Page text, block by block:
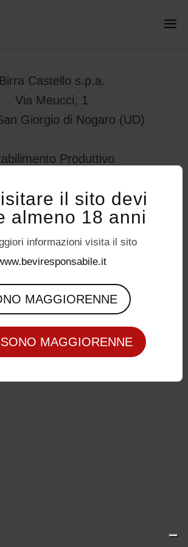
Birra Castello s.p.a.
Via Meucci, 1
Giorgio di Nogaro (UD)
Produttivo
– Pedavena (BL)
Seguici su
P.I. 01994920302
il sito devi
almeno 18 anni
informazioni visita il sito
MAGGIORENNE
MAGGIORENNE